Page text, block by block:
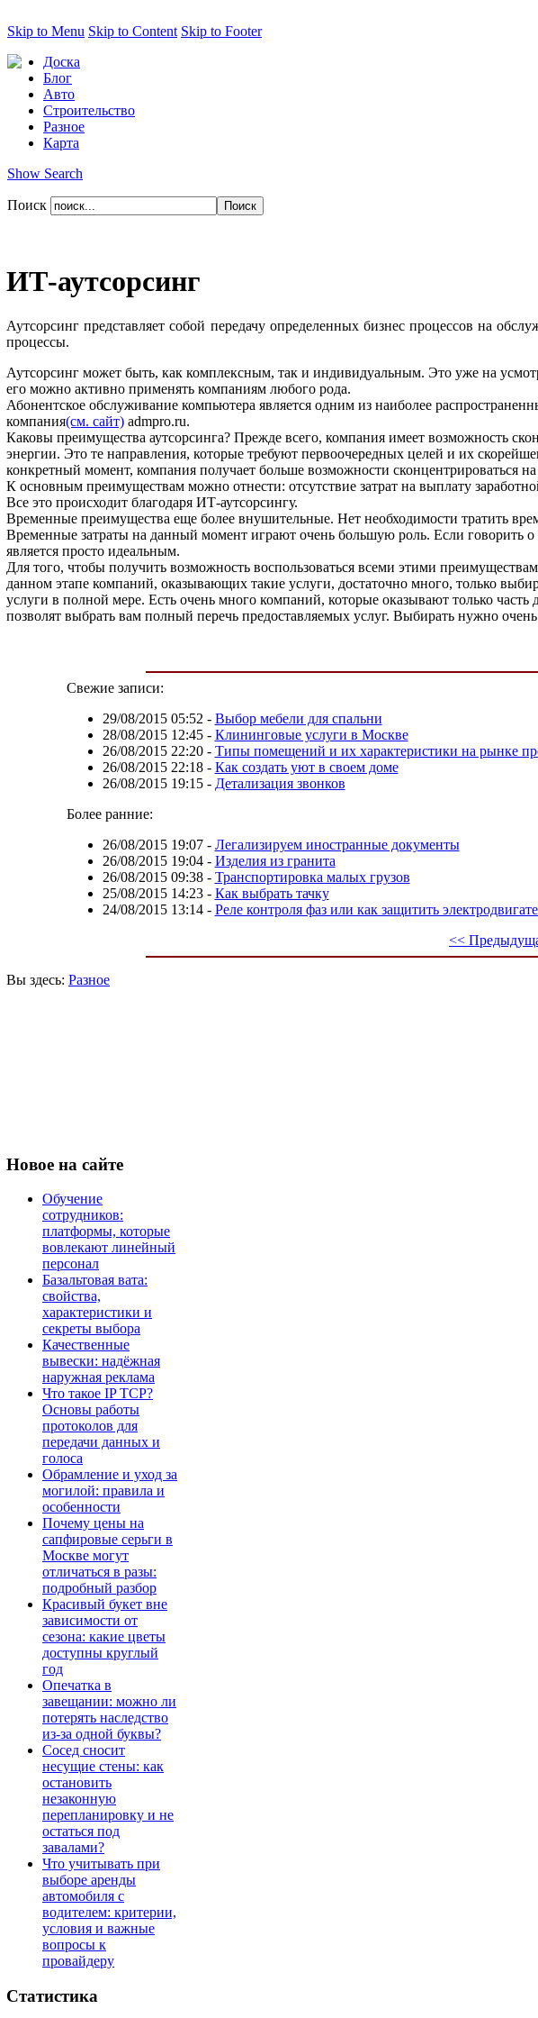
Skip to Menu Skip to Content Skip to Footer
Доска
Блог
Авто
Строительство
Разное
Карта
Show Search
Поиск
ИТ-аутсорсинг
Аутсорсинг представляет собой передачу определенных бизнес процессов на
процессы.
Аутсорсинг может быть, как комплексным, так и индивидуальным. Это уже на
его можно активно применять компаниям любого рода.
Абонентское обслуживание компьютера является одним из наиболее
компания(см. сайт) admpro.ru.
Каковы преимущества аутсорсинга? Прежде всего, компания имеет возможность
энергии. Это те направления, которые требуют первоочередных целей и их
конкретный момент, компания получает больше возможности сконцентрироваться
К основным преимуществам можно отнести: отсутствие затрат на выплату
Все это происходит благодаря ИТ-аутсорсингу.
Временные преимущества еще более внушительные. Нет необходимости тратить
Временные затраты на данный момент играют очень большую роль. Если говорить
является просто идеальным.
Для того, чтобы получить возможность воспользоваться всеми этими
данном этапе компаний, оказывающих такие услуги, достаточно много, только
услуги в полной мере. Есть очень много компаний, которые оказывают только
позволят выбрать вам полный перечь предоставляемых услуг. Выбирать нужно
Свежие записи:
29/08/2015 05:52 - Выбор мебели для спальни
28/08/2015 12:45- Клининговые услуги в Москве
26/08/2015 22:20- Типы помещений и их характеристики на рынке
26/08/2015 22:18- Как создать уют в своем доме
26/08/2015 19:15- Детализация звонков
Более ранние:
26/08/2015 19:07- Легализируем иностранные документы
26/08/2015 19:04- Изделия из гранита
26/08/2015 09:38- Транспортировка малых грузов
25/08/2015 14:23- Как выбрать тачку
24/08/2015 13:14- Реле контроля фаз или как защитить
<<
Вы здесь: Разное
Новое на сайте
Обучение
сотрудников:
платформы, которые
вовлекают линейный
персонал
Базальтовая вата:
свойства,
характеристики и
секреты выбора
Качественные
вывески: надёжная
наружная реклама
Что такое IP TCP?
Основы работы
протоколов для
передачи данных и
голоса
Обрамление и уход за
могилой: правила и
особенности
Почему цены на
сапфировые серьги в
Москве могут
отличаться в разы:
подробный разбор
Красивый букет вне
зависимости от
сезона: какие цветы
доступны круглый
год
Опечатка в
завещании: можно ли
потерять наследство
из-за одной буквы?
Сосед сносит
несущие стены: как
остановить
незаконную
перепланировку и не
остаться под
завалами?
Что учитывать при
выборе аренды
автомобиля с
водителем: критерии,
условия и важные
вопросы к
провайдеру
Статистика